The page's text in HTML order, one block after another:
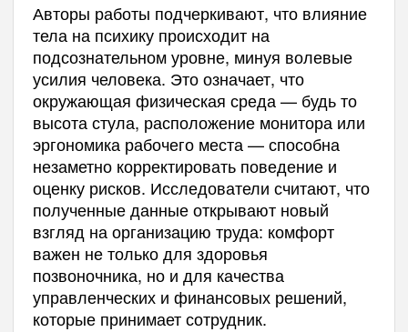
Авторы работы подчеркивают, что влияние
тела на психику происходит на
подсознательном уровне, минуя волевые
усилия человека. Это означает, что
окружающая физическая среда — будь то
высота стула, расположение монитора или
эргономика рабочего места — способна
незаметно корректировать поведение и
оценку рисков. Исследователи считают, что
полученные данные открывают новый
взгляд на организацию труда: комфорт
важен не только для здоровья
позвоночника, но и для качества
управленческих и финансовых решений,
которые принимает сотрудник.